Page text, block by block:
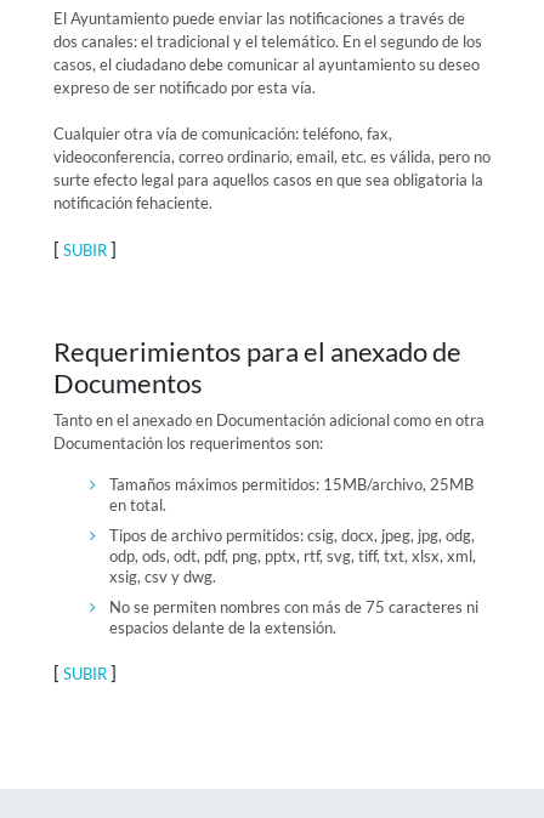
El Ayuntamiento puede enviar las notificaciones a través de
dos canales: el tradicional y el telemático. En el segundo de los
casos, el ciudadano debe comunicar al ayuntamiento su deseo
expreso de ser notificado por esta vía.
Cualquier otra vía de comunicación: teléfono, fax,
videoconferencia, correo ordinario, email, etc. es válida, pero no
surte efecto legal para aquellos casos en que sea obligatoria la
notificación fehaciente.
[ SUBIR]
Requerimientos para el anexado de
Documentos
Tanto en el anexado en Documentación adicional como en otra
Documentación los requerimentos son:
Tamaños máximos permitidos: 15MB/archivo, 25MB
en total.
Tipos de archivo permitidos: csig, docx, jpeg, jpg, odg,
odp, ods, odt, pdf, png, pptx, rtf, svg, tiff, txt, xlsx, xml,
xsig, csv y dwg.
No se permiten nombres con más de 75 caracteres ni
espacios delante de la extensión.
[ SUBIR]